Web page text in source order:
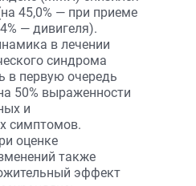
45,0% — при приеме
— дивигеля).
в лечении
синдрома
в первую очередь
50% выраженности
и
симптомов.
оценке
также
эффект